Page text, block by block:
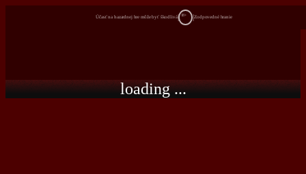
Účasť na hazardnej hre môže byť škodlivá 18+ Zodpovedné hranie
loading ...